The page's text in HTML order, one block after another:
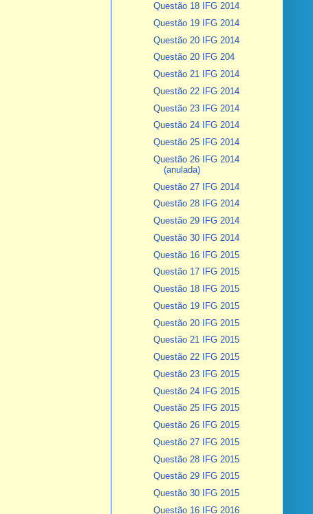
Questão 18 IFG 2014
Questão 19 IFG 2014
Questão 20 IFG 2014
Questão 20 IFG 204
Questão 21 IFG 2014
Questão 22 IFG 2014
Questão 23 IFG 2014
Questão 24 IFG 2014
Questão 25 IFG 2014
Questão 26 IFG 2014
(anulada)
Questão 27 IFG 2014
Questão 28 IFG 2014
Questão 29 IFG 2014
Questão 30 IFG 2014
Questão 16 IFG 2015
Questão 17 IFG 2015
Questão 18 IFG 2015
Questão 19 IFG 2015
Questão 20 IFG 2015
Questão 21 IFG 2015
Questão 22 IFG 2015
Questão 23 IFG 2015
Questão 24 IFG 2015
Questão 25 IFG 2015
Questão 26 IFG 2015
Questão 27 IFG 2015
Questão 28 IFG 2015
Questão 29 IFG 2015
Questão 30 IFG 2015
Questão 16 IFG 2016